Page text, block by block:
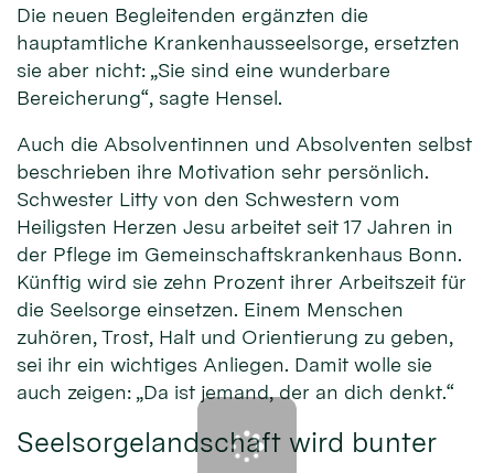
Die neuen Begleitenden ergänzten die
hauptamtliche Krankenhausseelsorge, ersetzten
sie aber nicht: „Sie sind eine wunderbare
Bereicherung“, sagte Hensel.
Auch die Absolventinnen und Absolventen selbst
beschrieben ihre Motivation sehr persönlich.
Schwester Litty von den Schwestern vom
Heiligsten Herzen Jesu arbeitet seit 17 Jahren in
der Pflege im Gemeinschaftskrankenhaus Bonn.
Künftig wird sie zehn Prozent ihrer Arbeitszeit für
die Seelsorge einsetzen. Einem Menschen
zuhören, Trost, Halt und Orientierung zu geben,
sei ihr ein wichtiges Anliegen. Damit wolle sie
auch zeigen: „Da ist jemand, der an dich denkt.“
Seelsorgelandschaft wird bunter